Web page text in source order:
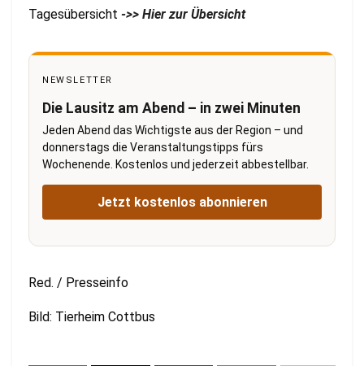
Tagesübersicht ->> Hier zur Übersicht
NEWSLETTER
Die Lausitz am Abend – in zwei Minuten
Jeden Abend das Wichtigste aus der Region – und
donnerstags die Veranstaltungstipps fürs
Wochenende. Kostenlos und jederzeit abbestellbar.
Jetzt kostenlos abonnieren
Red. / Presseinfo
Bild: Tierheim Cottbus